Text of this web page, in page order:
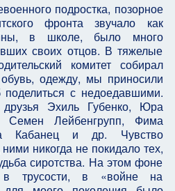
подростка, позорное
фронта звучало как
в школе, было много
своих отцов. В тяжелые
комитет собирал
одежду, мы приносили
поделиться с недоедавшими.
Эхиль Губенко, Юра
Лейбенгрупп, Фима
Кабанец и др. Чувство
никогда не покидало тех,
сиротства. На этом фоне
в трусости, в «войне на